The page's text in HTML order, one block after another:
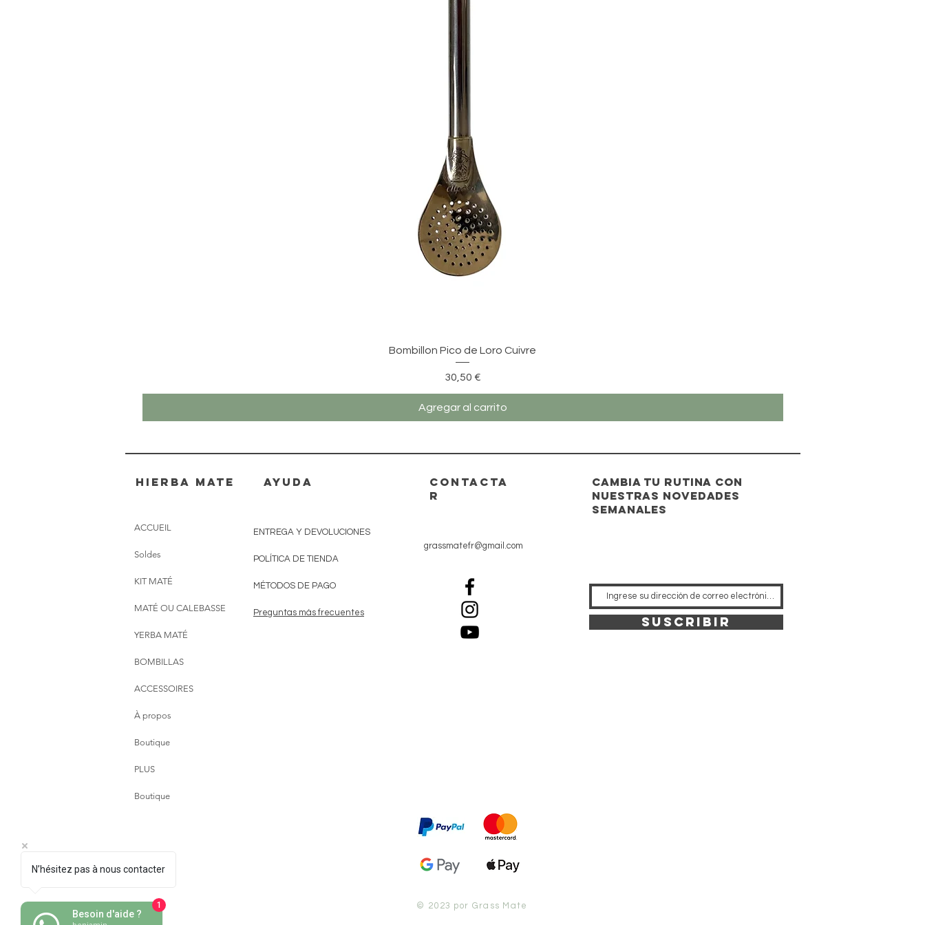
Vista rápida
Bombillon Pico de Loro Cuivre
Precio
30,50 €
Agregar al carrito
Hierba mate
ACCUEIL
Soldes
KIT MATÉ
MATÉ OU CALEBASSE
YERBA MATÉ
BOMBILLAS
ACCESSOIRES
À propos
Boutique
PLUS
Boutique
AYUDA
ENTREGA Y DEVOLUCIONES
POLÍTICA DE TIENDA
MÉTODOS DE PAGO
Preguntas más frecuentes
CONTACTA
R
grassmatefr@gmail.com
Cambia tu rutina con
nuestras novedades
semanales
Suscribir
© 2023 por Grass Mate
N’hésitez pas à nous contacter
Besoin d'aide ?
1